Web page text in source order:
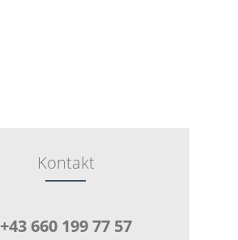
Kontakt
+43 660 199 77 57